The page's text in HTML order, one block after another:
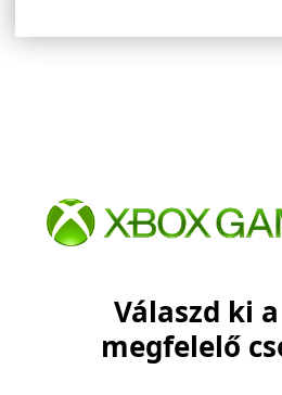
Válaszd ki
megfelelő